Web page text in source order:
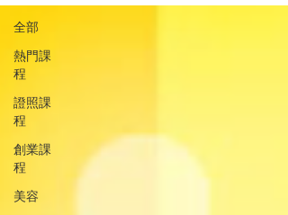
全部
熱門課
程
證照課
程
創業課
程
美容